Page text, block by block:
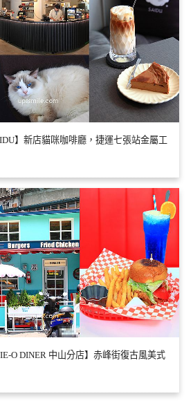
】新店貓咪咖啡廳，捷運七張站金屬工
O DINER 中山分店】赤峰街復古風美式